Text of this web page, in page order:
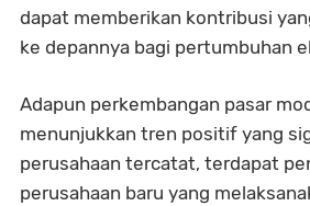
dapat memberikan kontribusi
ke depannya bagi pertumbuhan
Adapun perkembangan pasar
menunjukkan tren positif yang
perusahaan tercatat, terdapat
perusahaan baru yang